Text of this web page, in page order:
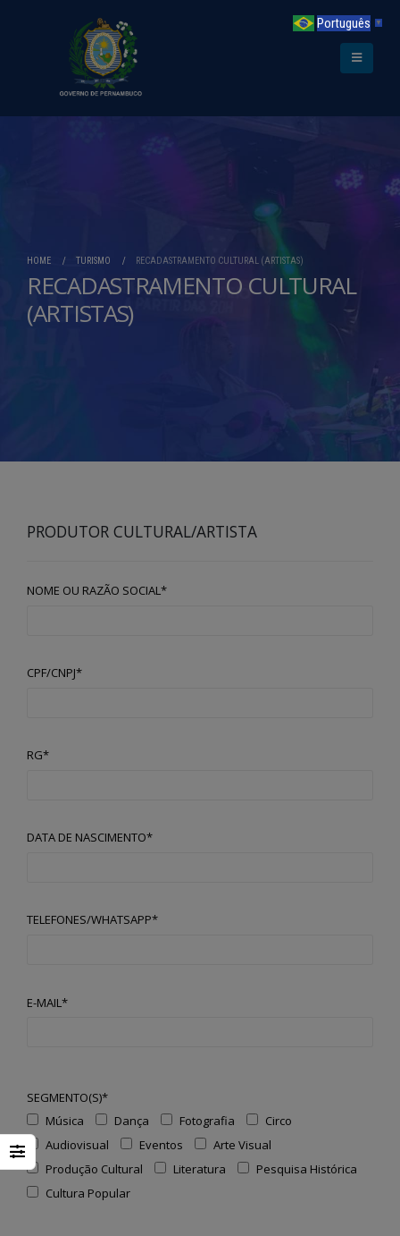
HOME TURISMO RECADASTRAMENTO CULTURAL (ARTISTAS)
RECADASTRAMENTO CULTURAL
(ARTISTAS)
PRODUTOR CULTURAL/ARTISTA
NOME OU RAZÃO SOCIAL*
CPF/CNPJ*
RG*
DATA DE NASCIMENTO*
TELEFONES/WHATSAPP*
E-MAIL*
SEGMENTO(S)*
Música
Dança Fotografia
Circo
Audiovisual
Eventos
Arte Visual
Produção Cultural
Literatura
Pesquisa Histórica
Cultura Popular
Português ▼